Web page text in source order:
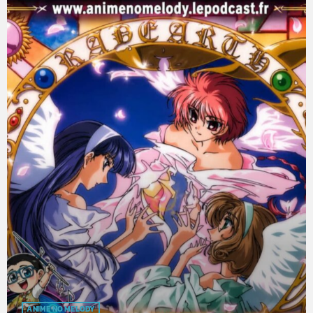
ANIME NO MELODY